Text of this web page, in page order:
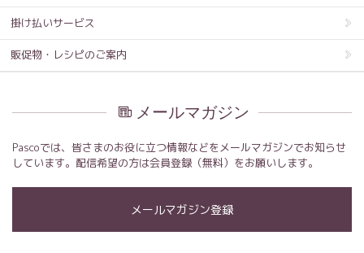
掛け払いサービス
販促物・レシピのご案内
メールマガジン
Pascoでは、皆さまのお役に立つ情報などをメールマガジンでお知らせ
しています。配信希望の方は会員登録（無料）をお願いします。
メールマガジン登録